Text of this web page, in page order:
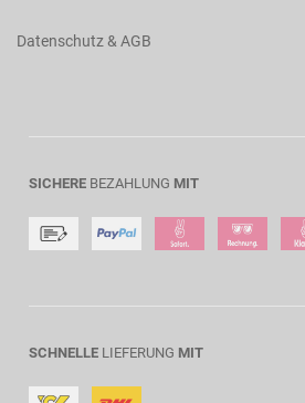
Datenschutz & AGB
SICHERE BEZAHLUNG MIT
SCHNELLE LIEFERUNG MIT